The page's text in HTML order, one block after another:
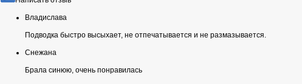
Владислава
Подводка быстро высыхает, не отпечатывается и не размазывается.
Снежана
Брала синюю, очень понравилась